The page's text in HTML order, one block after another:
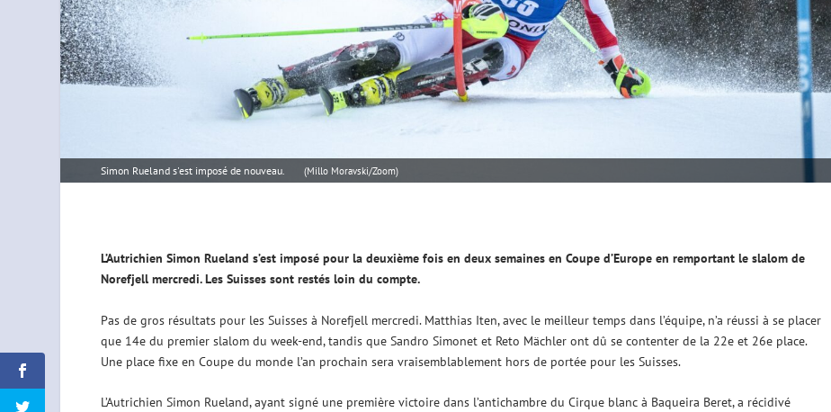
Simon Rueland s'est imposé de nouveau. (Millo Moravski/Zoom)
L’Autrichien Simon Rueland s’est imposé pour la deuxième fois en deux semaines en Coupe d’Europe en remportant le slalom de
Norefjell mercredi. Les Suisses sont restés loin du compte.
Pas de gros résultats pour les Suisses à Norefjell mercredi. Matthias Iten, avec le meilleur temps dans l’équipe, n’a réussi à se placer
que 14e du premier slalom du week-end, tandis que Sandro Simonet et Reto Mächler ont dû se contenter de la 22e et 26e place.
Une place fixe en Coupe du monde l’an prochain sera vraisemblablement hors de portée pour les Suisses.
L’Autrichien Simon Rueland, ayant signé une première victoire dans l’antichambre du Cirque blanc à Baqueira Beret, a récidivé